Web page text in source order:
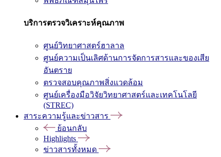
บริการตรวจวิเคราะห์คุณภาพ
ศูนย์วิทยาศาสตร์ฮาลาล
ศูนย์ความเป็นเลิศด้านการจัดการสารและของเสีย
อันตราย
ตรวจสอบคุณภาพสิ่งแวดล้อม
ศูนย์เครื่องมือวิจัยวิทยาศาสตร์และเทคโนโลยี
(STREC)
สาระความรู้และข่าวสาร
ย้อนกลับ
Highlights
ข่าวสารทั้งหมด